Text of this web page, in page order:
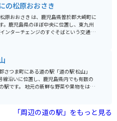
訪れる場合、道の駅 く
岸沿いの国道220号線沿いに位置してお
良好です。駐車場も広く、休憩場所とし
周辺には、都井岬や幸島など、観光スポ
おり、ツーリングの拠点としてもおすす
くしまでも、これらの特産品を購入する
の松原おおさき
原おおさき は、鹿児島県曽於郡大崎町に
。鹿児島県のほぼ中央に位置し、東九州
ンターチェンジのすぐそばという交通の
は、日本の渚百選にも
あります。また、道の駅の施設内には、
販売する物産館や、レストランがあり、
の味覚を楽しむことができます。 バイ
は、道の駅の駐車場にバイク専用の駐車
されているので安心です。また、道の駅
さつま町にある道の駅「道の駅 松山」
線沿いに位置し、鹿児島県内でも有数の
な野菜や果物をはじ
鶏などの特産品、焼酎やお茶など、鹿児
んに使った郷土料理や、ここでしか味わえ
メニューを楽しむことができます。 ま
「周辺の道の駅」をもっと見る